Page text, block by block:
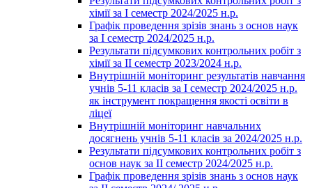
хімії за І семестр 2024/2025 н.р.
Графік проведення зрізів знань з основ наук
за І семестр 2024/2025 н.р.
Результати підсумкових контрольних робіт з
хімії за ІІ семестр 2023/2024 н.р.
Внутрішній моніторинг результатів навчання
учнів 5-11 класів за І семестр 2024/2025 н.р.
як інструмент покращення якості освіти в
ліцеї
Внутрішній моніторинг навчальних
досягнень учнів 5-11 класів за 2024/2025 н.р.
Результати підсумкових контрольних робіт з
основ наук за ІІ семестр 2024/2025 н.р.
Графік проведення зрізів знань з основ наук